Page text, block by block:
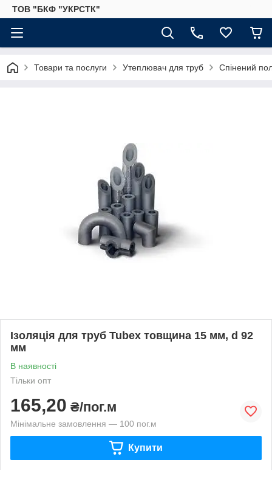
ТОВ "БКФ "УКРСТК"
Товари та послуги Утеплювач для труб Спінений
Ізоляція для труб Tubex товщина 15 мм, d 92
мм
В наявності
Тільки опт
165,20 ₴/пог.м
Мінімальне замовлення — 100 пог.м
Купити